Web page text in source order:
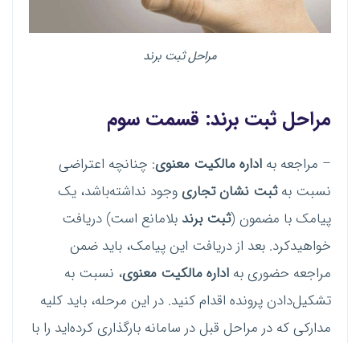
مراحل ثبت برند
مراحل ثبت برند: قسمت سوم
– مراجعه به اداره مالکیت معنوی: چنانچه اعتراضی
نسبت بهثبت نشان تجاریوجود نداشته‌باشد، یک
پیامک با مضمون (ثبت برند بلامانع است) دریافت
خواهیدکرد. بعد از دریافت این پیامک، باید ضمن
مراجعه حضوری به اداره مالکیت معنوی، نسبت به
تشکیل‌دادن پرونده اقدام کنید. در این مرحله، باید کلیه
مدارکی که در مراحل قبل در سامانه بارگذاری کرده‌اید را با